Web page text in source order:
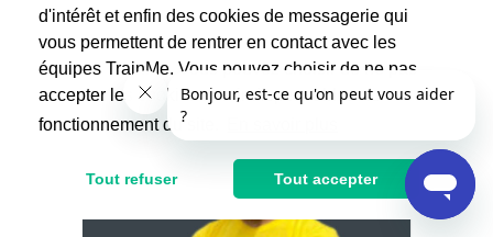
d'intérêt et enfin des cookies de messagerie qui
vous permettent de rentrer en contact avec les
équipes TrainMe. Vous pouvez choisir de ne pas
accepter les cookies non indispensables au
fonctionnement du site.
Tout refuser Tout accepter